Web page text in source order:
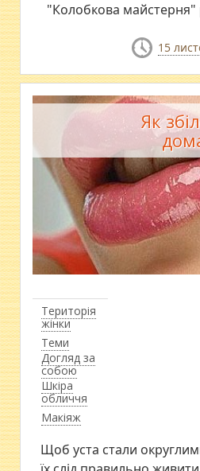
"Колобкова майстерня"
15
Територія
жінки
Теми
Догляд за
собою
Шкіра
обличчя
Макіяж
Як
Щоб уста стали